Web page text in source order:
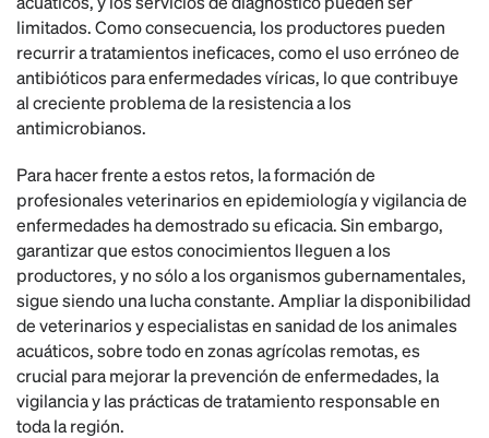
limitados. Como consecuencia, los productores pueden
recurrir a tratamientos ineficaces, como el uso erróneo de
antibióticos para enfermedades víricas, lo que contribuye
al creciente problema de la resistencia a los
antimicrobianos.
Para hacer frente a estos retos, la formación de
profesionales veterinarios en epidemiología y vigilancia de
enfermedades ha demostrado su eficacia. Sin embargo,
garantizar que estos conocimientos lleguen a los
productores, y no sólo a los organismos gubernamentales,
sigue siendo una lucha constante. Ampliar la disponibilidad
de veterinarios y especialistas en sanidad de los animales
acuáticos, sobre todo en zonas agrícolas remotas, es
crucial para mejorar la prevención de enfermedades, la
vigilancia y las prácticas de tratamiento responsable en
toda la región.